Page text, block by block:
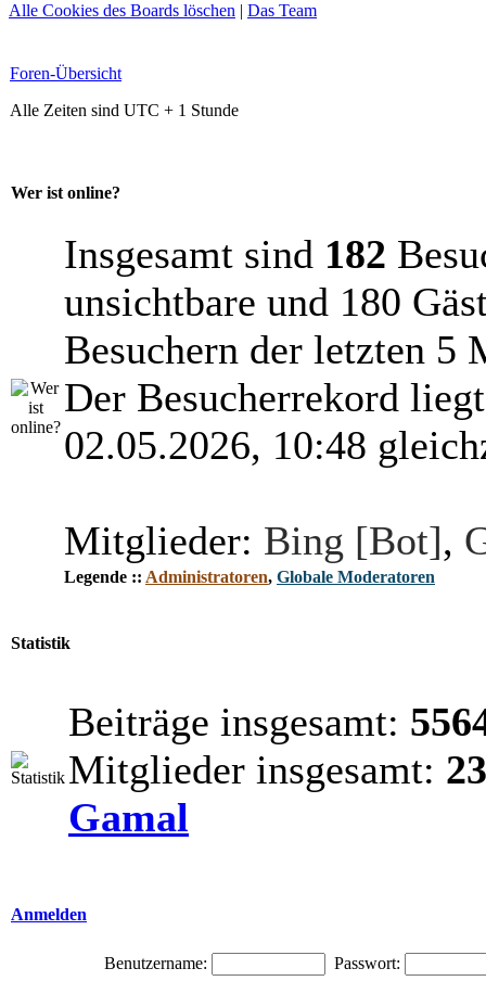
Alle Cookies des Boards löschen | Das Team
Foren-Übersicht
Alle Zeiten sind UTC + 1 Stunde
Wer ist online?
Insgesamt sind 182
unsichtbare und 180
Besuchern der letzten 5
Der Besucherrekord
02.05.2026, 10:48
Mitglieder: Bing [Bot],
Legende :: Administratoren, Globale Moderatoren
Statistik
Beiträge insgesamt:
Mitglieder insgesamt:
Gamal
Anmelden
Benutzername: Passwort: